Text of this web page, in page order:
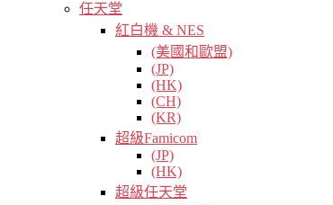
任天堂
紅白機 & NES
(美國和歐盟)
(JP)
(HK)
(CH)
(KR)
超級Famicom
(JP)
(HK)
超級任天堂